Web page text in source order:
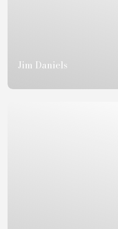
Jim Daniels